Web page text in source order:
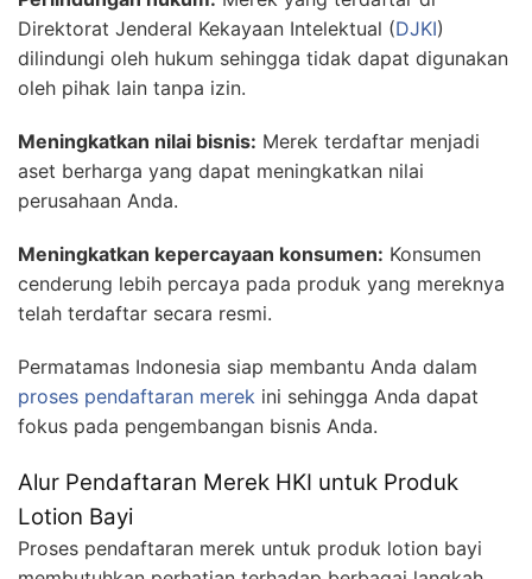
Direktorat Jenderal Kekayaan Intelektual (DJKI)
dilindungi oleh hukum sehingga tidak dapat digunakan
oleh pihak lain tanpa izin.
Meningkatkan nilai bisnis: Merek terdaftar menjadi
aset berharga yang dapat meningkatkan nilai
perusahaan Anda.
Meningkatkan kepercayaan konsumen: Konsumen
cenderung lebih percaya pada produk yang mereknya
telah terdaftar secara resmi.
Permatamas Indonesia siap membantu Anda dalam
proses pendaftaran merek ini sehingga Anda dapat
fokus pada pengembangan bisnis Anda.
Alur Pendaftaran Merek HKI untuk Produk
Lotion Bayi
Proses pendaftaran merek untuk produk lotion bayi